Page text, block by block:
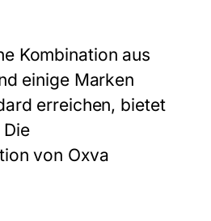
Kombination aus
einige Marken
erreichen, bietet
von Oxva